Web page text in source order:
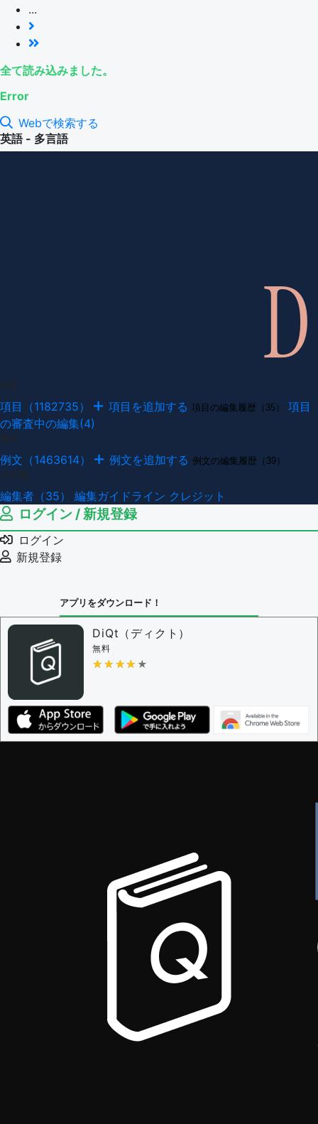
...
全て読み込みました。
Error
Webで検索する
英語 - 多言語
項目（1182735） 項目を追加する 項目の編集履歴（35）
項目
の審査中の編集(4)
例文（1463614） 例文を追加する 例文の編集履歴（39）
編集者（35） 編集ガイドライン クレジット
ログイン / 新規登録
ログイン
新規登録
アプリをダウンロード！
DiQt（ディクト）
無料
★★★★★
★★★★★